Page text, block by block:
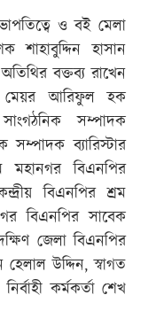
ও বই মেলা
শাহাবুদ্দিন হাসান
বক্তব্য রাখেন
মেয়র আরিফুল হক
সম্পাদক
ব্যারিস্টার
মহানগর বিএনপির
বিএনপির শ্রম
বিএনপির সাবেক
জেলা বিএনপির
উদ্দিন, স্বাগত
কর্মকর্তা শেখ